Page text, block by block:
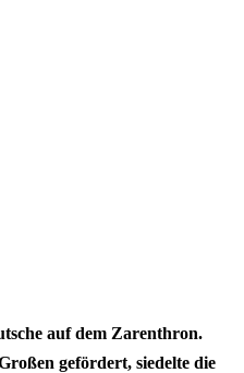
auf dem Zarenthron.
gefördert, siedelte die